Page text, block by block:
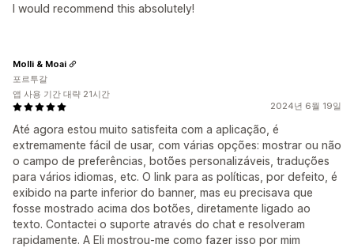
I would recommend this absolutely!
2024년 6월 19일
Até agora estou muito satisfeita com a aplicação, é
extremamente fácil de usar, com várias opções: mostrar ou não
o campo de preferências, botões personalizáveis, traduções
para vários idiomas, etc. O link para as políticas, por defeito, é
exibido na parte inferior do banner, mas eu precisava que
fosse mostrado acima dos botões, diretamente ligado ao
texto. Contactei o suporte através do chat e resolveram
rapidamente. A Eli mostrou-me como fazer isso por mim
Molli & Moai
포르투갈
앱 사용 기간 대략 21시간